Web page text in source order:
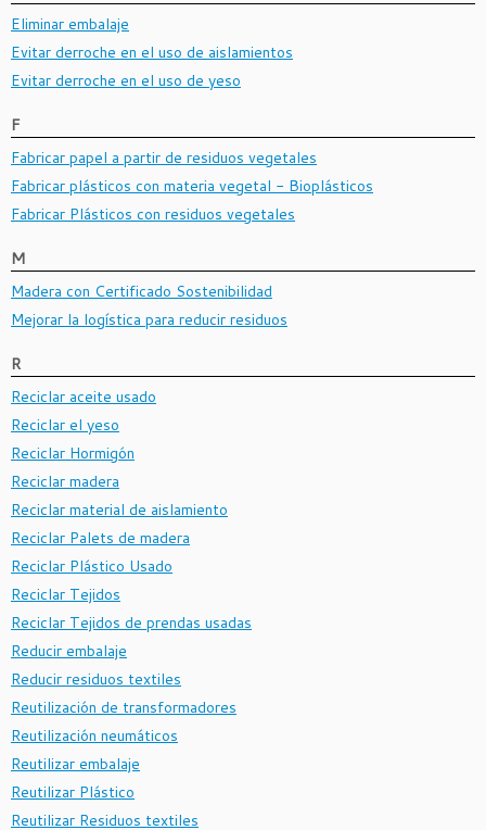
Eliminar embalaje
Evitar derroche en el uso de aislamientos
Evitar derroche en el uso de yeso
F
Fabricar papel a partir de residuos vegetales
Fabricar plásticos con materia vegetal - Bioplásticos
Fabricar Plásticos con residuos vegetales
M
Madera con Certificado Sostenibilidad
Mejorar la logística para reducir residuos
R
Reciclar aceite usado
Reciclar el yeso
Reciclar Hormigón
Reciclar madera
Reciclar material de aislamiento
Reciclar Palets de madera
Reciclar Plástico Usado
Reciclar Tejidos
Reciclar Tejidos de prendas usadas
Reducir embalaje
Reducir residuos textiles
Reutilización de transformadores
Reutilización neumáticos
Reutilizar embalaje
Reutilizar Plástico
Reutilizar Residuos textiles